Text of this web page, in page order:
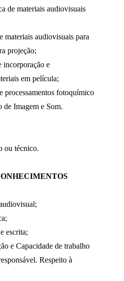
de materiais audiovisuais
materiais audiovisuais para
projeção;
incorporação e
em película;
processamentos fotoquímico
Imagem e Som.
ou técnico.
escrita;
e Capacidade de trabalho
Respeito à